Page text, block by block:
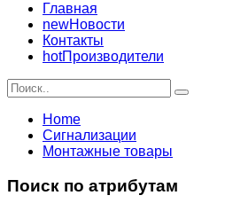
Главная
newНовости
Контакты
hotПроизводители
Home
Сигнализации
Монтажные товары
Поиск по атрибутам